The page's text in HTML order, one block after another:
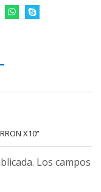
X10”
Los campos